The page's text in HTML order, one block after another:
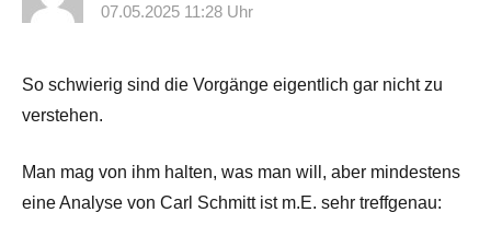
07.05.2025 11:28 Uhr
So schwierig sind die Vorgänge eigentlich gar nicht zu
verstehen.
Man mag von ihm halten, was man will, aber mindestens
eine Analyse von Carl Schmitt ist m.E. sehr treffgenau: